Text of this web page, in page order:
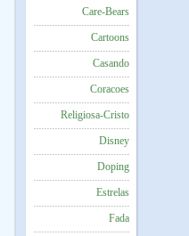
Care-Bears
Cartoons
Casando
Coracoes
Religiosa-Cristo
Disney
Doping
Estrelas
Fada